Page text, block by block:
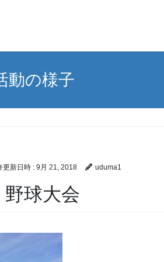
動の様子
更新日時 : 9月 21, 2018 uduma1
球大会